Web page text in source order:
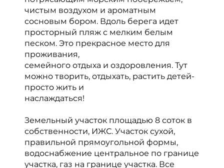
чистым воздухом и ароматным
сосновым бором. Вдоль берега идет
просторный пляж с мелким белым
песком. Это прекрасное место для
проживания,
семейного отдыха и оздоровления. Тут
можно творить, отдыхать, растить детей-
просто жить и
наслаждаться!
Земельный участок площадью 8 соток в
собственности, ИЖС. Участок сухой,
правильной прямоугольной формы,
водоснабжение центральное по границе
участка, газ на границе участка. Все